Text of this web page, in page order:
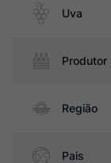
Uva
Produtor
Região
Pais